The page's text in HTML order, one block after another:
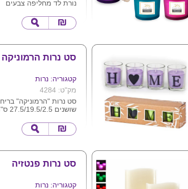
נורת לד מחליפה צבעים
הנורה פועלת ללא צורך
בסוללות .
סט נרות הרמוניקה
קטגוריה: נרות
מק"ט: 4284
סט נרות "הרמוניקה" בריח
שושנים 27.5/19.5/2.5 ס"מ
סט נרות פנטזיה
קטגוריה: נרות